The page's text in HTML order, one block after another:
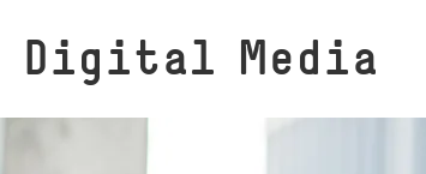
Digital Media